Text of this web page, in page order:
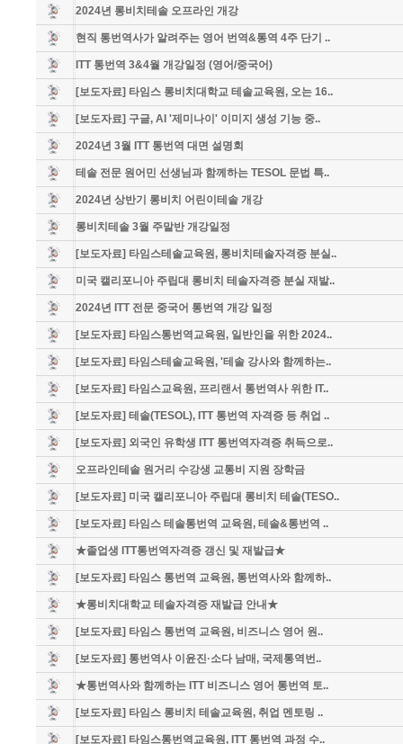
2024년 롱비치테솔 오프라인 개강
현직 통번역사가 알려주는 영어 번역&통역 4주 단기 ..
ITT 통번역 3&4월 개강일정 (영어/중국어)
[보도자료] 타임스 롱비치대학교 테솔교육원, 오는 16..
[보도자료] 구글, AI '제미나이' 이미지 생성 기능 중..
2024년 3월 ITT 통번역 대면 설명회
테솔 전문 원어민 선생님과 함께하는 TESOL 문법 특..
2024년 상반기 롱비치 어린이테솔 개강
롱비치테솔 3월 주말반 개강일정
[보도자료] 타임스테솔교육원, 롱비치테솔자격증 분실..
미국 캘리포니아 주립대 롱비치 테솔자격증 분실 재발..
2024년 ITT 전문 중국어 통번역 개강 일정
[보도자료] 타임스통번역교육원, 일반인을 위한 2024..
[보도자료] 타임스테솔교육원, '테솔 강사와 함께하는..
[보도자료] 타임스교육원, 프리랜서 통번역사 위한 IT..
[보도자료] 테솔(TESOL), ITT 통번역 자격증 등 취업 ..
[보도자료] 외국인 유학생 ITT 통번역자격증 취득으로..
오프라인테솔 원거리 수강생 교통비 지원 장학금
[보도자료] 미국 캘리포니아 주립대 롱비치 테솔(TESO..
[보도자료] 타임스 테솔통번역 교육원, 테솔&통번역 ..
★졸업생 ITT통번역자격증 갱신 및 재발급★
[보도자료] 타임스 통번역 교육원, 통번역사와 함께하..
★롱비치대학교 테솔자격증 재발급 안내★
[보도자료] 타임스 통번역 교육원, 비즈니스 영어 원..
[보도자료] 통번역사 이윤진·소다 남매, 국제통역번..
★통번역사와 함께하는 ITT 비즈니스 영어 통번역 토..
[보도자료] 타임스 롱비치 테솔교육원, 취업 멘토링 ..
[보도자료] 타임스통번역교육원, ITT 통번역 과정 수..